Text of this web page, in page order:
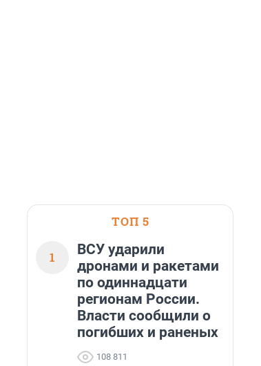
ТОП 5
1
ВСУ ударили
дронами и ракетами
по одиннадцати
регионам России.
Власти сообщили о
погибших и раненых
108 811